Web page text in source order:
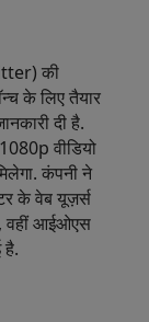
की
के लिए तैयार
दी है.
वीडियो
कंपनी ने
के वेब यूज़र्स
वहीं आईओएस
है.